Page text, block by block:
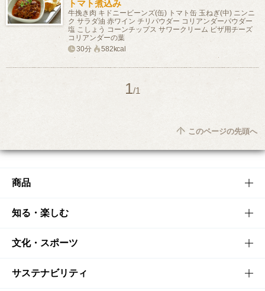
トマト煮込み
牛挽き肉 キドニービーンズ(缶) トマト缶 玉ねぎ(中) ニンニ
ク サラダ油 赤ワイン チリパウダー コリアンダーパウダー
塩 こしょう コーンチップス サワークリーム ピザ用チーズ
コリアンダーの葉
30分
582kcal
1/1
このページの先頭へ
商品
商品TOP
商品一覧
商品発売情報
知る・楽しむ
知る・楽しむTOP
キャンペーン
文化・スポーツ
文化・スポーツTOP
サステナビリティ